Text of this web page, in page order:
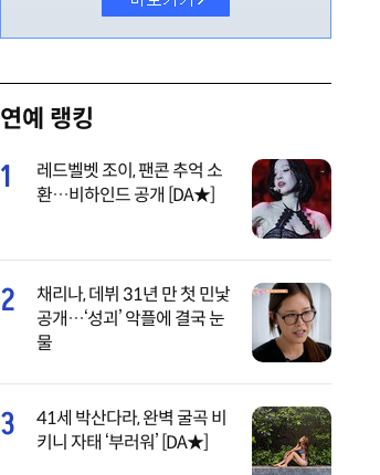
연예 랭킹
1
레드벨벳 조이, 팬콘 추억 소
환…비하인드 공개 [DA★]
2
채리나, 데뷔 31년 만 첫 민낯
공개…‘성괴’ 악플에 결국 눈
물
3
41세 박산다라, 완벽 굴곡 비
키니 자태 ‘부러워’ [DA★]